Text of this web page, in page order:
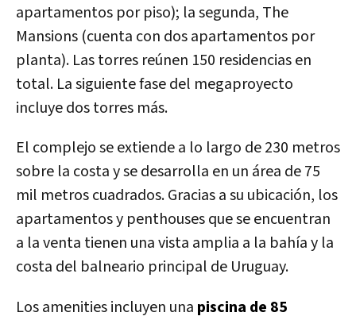
apartamentos por piso); la segunda, The
Mansions (cuenta con dos apartamentos por
planta). Las torres reúnen 150 residencias en
total. La siguiente fase del megaproyecto
incluye dos torres más.
El complejo se extiende a lo largo de 230 metros
sobre la costa y se desarrolla en un área de 75
mil metros cuadrados. Gracias a su ubicación, los
apartamentos y penthouses que se encuentran
a la venta tienen una vista amplia a la bahía y la
costa del balneario principal de Uruguay.
Los amenities incluyen una piscina de 85